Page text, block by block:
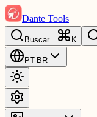
Dante Tools
Buscar... K
PT-BR